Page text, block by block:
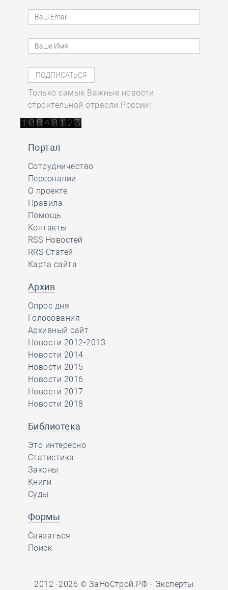
Только самые Важные новости
строительной отрасли России!
Портал
Сотрудничество
Персоналии
О проекте
Правила
Помощь
Контакты
RSS Новостей
RRS Статей
Карта сайта
Архив
Опрос дня
Голосования
Архивный сайт
Новости 2012-2013
Новости 2014
Новости 2015
Новости 2016
Новости 2017
Новости 2018
Библиотека
Это интересно
Статистика
Законы
Книги
Суды
Формы
Связаться
Поиск
2012 -2026 © ЗаНоСтрой.РФ - Эксперты